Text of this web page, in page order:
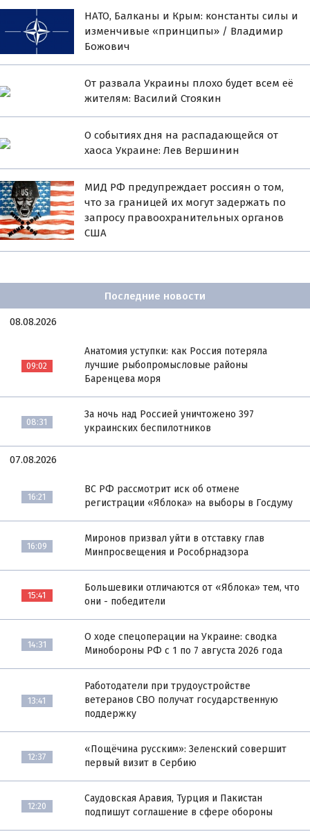
НАТО, Балканы и Крым: константы силы и
изменчивые «принципы» / Владимир
Божович
От развала Украины плохо будет всем её
жителям: Василий Стоякин
О событиях дня на распадающейся от
хаоса Украине: Лев Вершинин
МИД РФ предупреждает россиян о том,
что за границей их могут задержать по
запросу правоохранительных органов
США
Последние новости
08.08.2026
09:02
Анатомия уступки: как Россия потеряла
лучшие рыбопромысловые районы
Баренцева моря
08:31
За ночь над Россией уничтожено 397
украинских беспилотников
07.08.2026
16:21
ВС РФ рассмотрит иск об отмене
регистрации «Яблока» на выборы в Госдуму
16:09
Миронов призвал уйти в отставку глав
Минпросвещения и Рособрнадзора
15:41
Большевики отличаются от «Яблока» тем, что
они - победители
14:31
О ходе спецоперации на Украине: сводка
Минобороны РФ с 1 по 7 августа 2026 года
13:41
Работодатели при трудоустройстве
ветеранов СВО получат государственную
поддержку
12:37
«Пощёчина русским»: Зеленский совершит
первый визит в Сербию
12:20
Саудовская Аравия, Турция и Пакистан
подпишут соглашение в сфере обороны